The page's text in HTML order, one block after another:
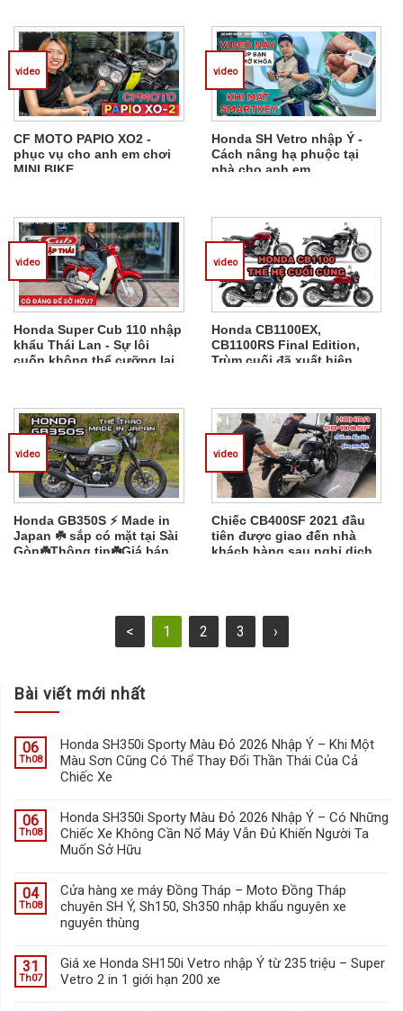
CF MOTO PAPIO XO2 -
phục vụ cho anh em chơi
MINI BIKE
video
Honda SH Vetro nhập Ý -
Cách nâng hạ phuộc tại
nhà cho anh em
video
Honda Super Cub 110 nhập
khẩu Thái Lan - Sự lôi
cuốn không thể cưỡng lại
video
Honda CB1100EX,
CB1100RS Final Edition,
Trùm cuối đã xuất hiện
video
Honda GB350S ⚡️ Made in
Japan ☘️ sắp có mặt tại Sài
Gòn☘️Thông tin☘️Giá bán
video
Chiếc CB400SF 2021 đầu
tiên được giao đến nhà
khách hàng sau nghỉ dịch
video
< 1 2 3 ›
Bài viết mới nhất
06
Th08
Honda SH350i Sporty Màu Đỏ 2026 Nhập Ý – Khi Một
Màu Sơn Cũng Có Thể Thay Đổi Thần Thái Của Cả
Chiếc Xe
06
Th08
Honda SH350i Sporty Màu Đỏ 2026 Nhập Ý – Có Những
Chiếc Xe Không Cần Nổ Máy Vẫn Đủ Khiến Người Ta
Muốn Sở Hữu
04
Th08
Cửa hàng xe máy Đồng Tháp – Moto Đồng Tháp
chuyên SH Ý, Sh150, Sh350 nhập khẩu nguyên xe
nguyên thùng
31
Th07
Giá xe Honda SH150i Vetro nhập Ý từ 235 triệu – Super
Vetro 2 in 1 giới hạn 200 xe